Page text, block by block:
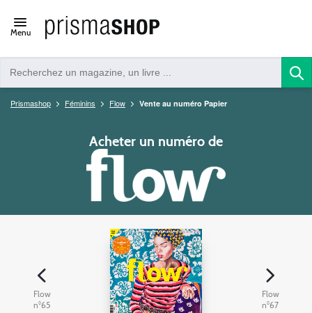
Open/close
navigation
Menu
Prismashop Féminins Flow Vente au numéro Papier
Acheter un numéro de
Flow
n°65
Flow
n°67